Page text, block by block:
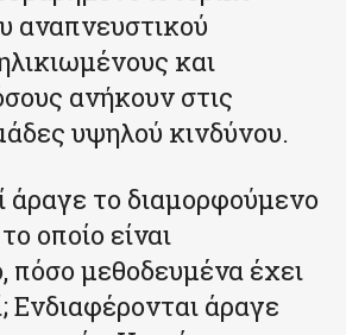
αναπνευστικού
και
ανήκουν στις
υψηλού κινδύνου.
άραγε το διαμορφούμενο
οποίο είναι
πόσο μεθοδευμένα έχει
Ενδιαφέρονται άραγε